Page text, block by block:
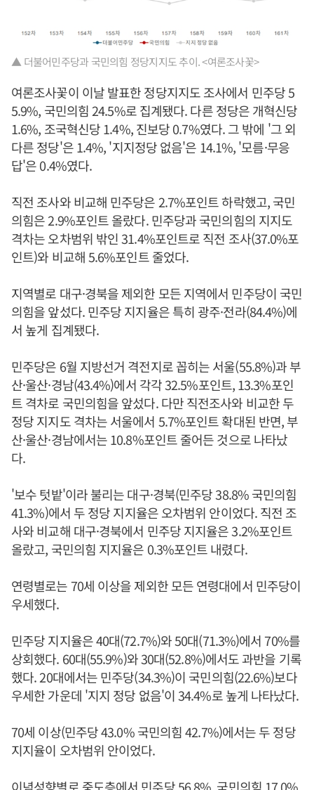
▲ 더불어민주당과 국민의힘 정당지지도 추이. <여론조사꽃>
여론조사꽃이 이날 발표한 정당지지도 조사에서 민주당 5
5.9%, 국민의힘 24.5%로 집계됐다. 다른 정당은 개혁신당
1.6%, 조국혁신당 1.4%, 진보당 0.7%였다. 그 밖에 '그 외
다른 정당'은 1.4%, '지지정당 없음'은 14.1%, '모름·무응
답'은 0.4%였다.
직전 조사와 비교해 민주당은 2.7%포인트 하락했고, 국민
의힘은 2.9%포인트 올랐다. 민주당과 국민의힘의 지지도
격차는 오차범위 밖인 31.4%포인트로 직전 조사(37.0%포
인트)와 비교해 5.6%포인트 줄었다.
지역별로 대구·경북을 제외한 모든 지역에서 민주당이 국민
의힘을 앞섰다. 민주당 지지율은 특히 광주·전라(84.4%)에
서 높게 집계됐다.
민주당은 6월 지방선거 격전지로 꼽히는 서울(55.8%)과 부
산·울산·경남(43.4%)에서 각각 32.5%포인트, 13.3%포인
트 격차로 국민의힘을 앞섰다. 다만 직전조사와 비교한 두
정당 지지도 격차는 서울에서 5.7%포인트 확대된 반면, 부
산·울산·경남에서는 10.8%포인트 줄어든 것으로 나타났
다.
'보수 텃밭'이라 불리는 대구·경북(민주당 38.8% 국민의힘
41.3%)에서 두 정당 지지율은 오차범위 안이었다. 직전 조
사와 비교해 대구·경북에서 민주당 지지율은 3.2%포인트
올랐고, 국민의힘 지지율은 0.3%포인트 내렸다.
연령별로는 70세 이상을 제외한 모든 연령대에서 민주당이
우세했다.
민주당 지지율은 40대(72.7%)와 50대(71.3%)에서 70%를
상회했다. 60대(55.9%)와 30대(52.8%)에서도 과반을 기록
했다. 20대에서는 민주당(34.3%)이 국민의힘(22.6%)보다
우세한 가운데 '지지 정당 없음'이 34.4%로 높게 나타났다.
70세 이상(민주당 43.0% 국민의힘 42.7%)에서는 두 정당
지지율이 오차범위 안이었다.